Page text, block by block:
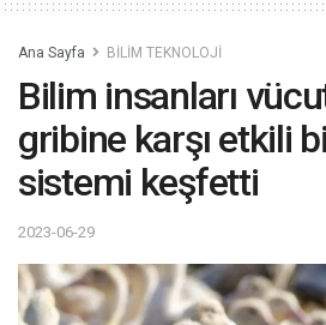
Ana Sayfa BİLİM TEKNOLOJİ
Bilim insanları
gribine karşı etkili
sistemi keşfetti
2023-06-29